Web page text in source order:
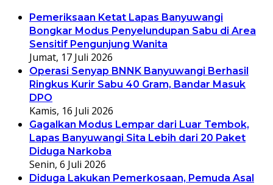
Pemeriksaan Ketat Lapas Banyuwangi
Bongkar Modus Penyelundupan Sabu di Area
Sensitif Pengunjung Wanita
Jumat, 17 Juli 2026
Operasi Senyap BNNK Banyuwangi Berhasil
Ringkus Kurir Sabu 40 Gram, Bandar Masuk
DPO
Kamis, 16 Juli 2026
Gagalkan Modus Lempar dari Luar Tembok,
Lapas Banyuwangi Sita Lebih dari 20 Paket
Diduga Narkoba
Senin, 6 Juli 2026
Diduga Lakukan Pemerkosaan, Pemuda Asal